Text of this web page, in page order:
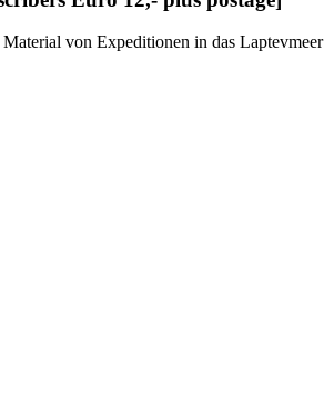
von Expeditionen in das Laptevmeer